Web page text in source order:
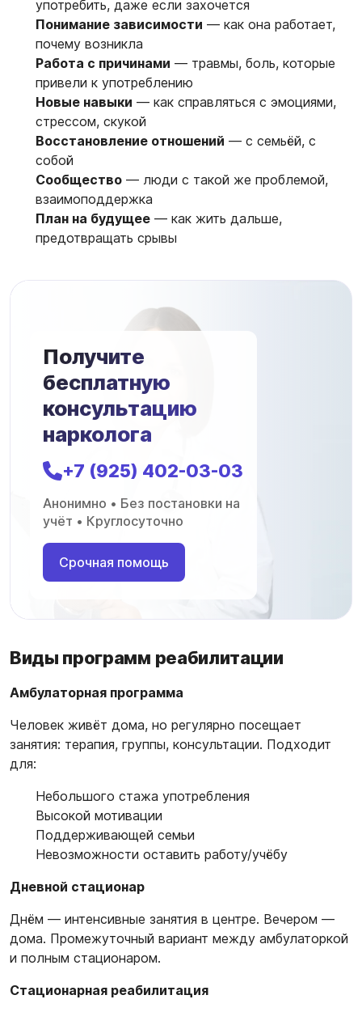
употребить, даже если захочется
Понимание зависимости — как она работает,
почему возникла
Работа с причинами — травмы, боль, которые
привели к употреблению
Новые навыки — как справляться с эмоциями,
стрессом, скукой
Восстановление отношений — с семьёй, с
собой
Сообщество — люди с такой же проблемой,
взаимоподдержка
План на будущее — как жить дальше,
предотвращать срывы
Получите
бесплатную
консультацию
нарколога
+7 (925) 402-03-03
Анонимно • Без постановки на
учёт • Круглосуточно
Срочная помощь
Виды программ реабилитации
Амбулаторная программа
Человек живёт дома, но регулярно посещает
занятия: терапия, группы, консультации. Подходит
для:
Небольшого стажа употребления
Высокой мотивации
Поддерживающей семьи
Невозможности оставить работу/учёбу
Дневной стационар
Днём — интенсивные занятия в центре. Вечером —
дома. Промежуточный вариант между амбулаторкой
и полным стационаром.
Стационарная реабилитация